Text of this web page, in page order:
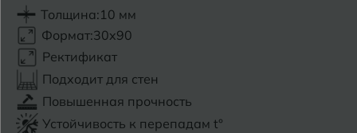
Толщина:10 мм
Формат:30x90
Ректификат
Подходит для стен
Повышенная прочность
Устойчивость к перепадам t°
Боровичи
Брянск
Бугульма
Бугуруслан